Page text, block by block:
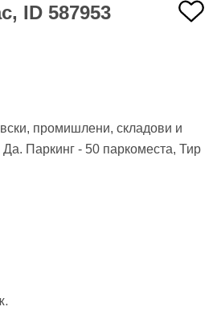
ID 587953
промишлени, складови и
Паркинг - 50 паркоместа, Тир